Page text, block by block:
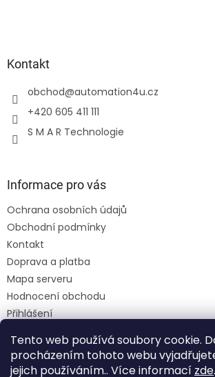
Tento web používá soubory cookie.
procházením tohoto webu
jejich používáním.. Více informací zde.
Kontakt
obchod@automation4u.cz
+420 605 411 111
S M A R Technologie
Informace pro vás
Ochrana osobních údajů
Obchodní podmínky
Kontakt
Doprava a platba
Mapa serveru
Hodnocení obchodu
Přihlášení
Moje objednávka